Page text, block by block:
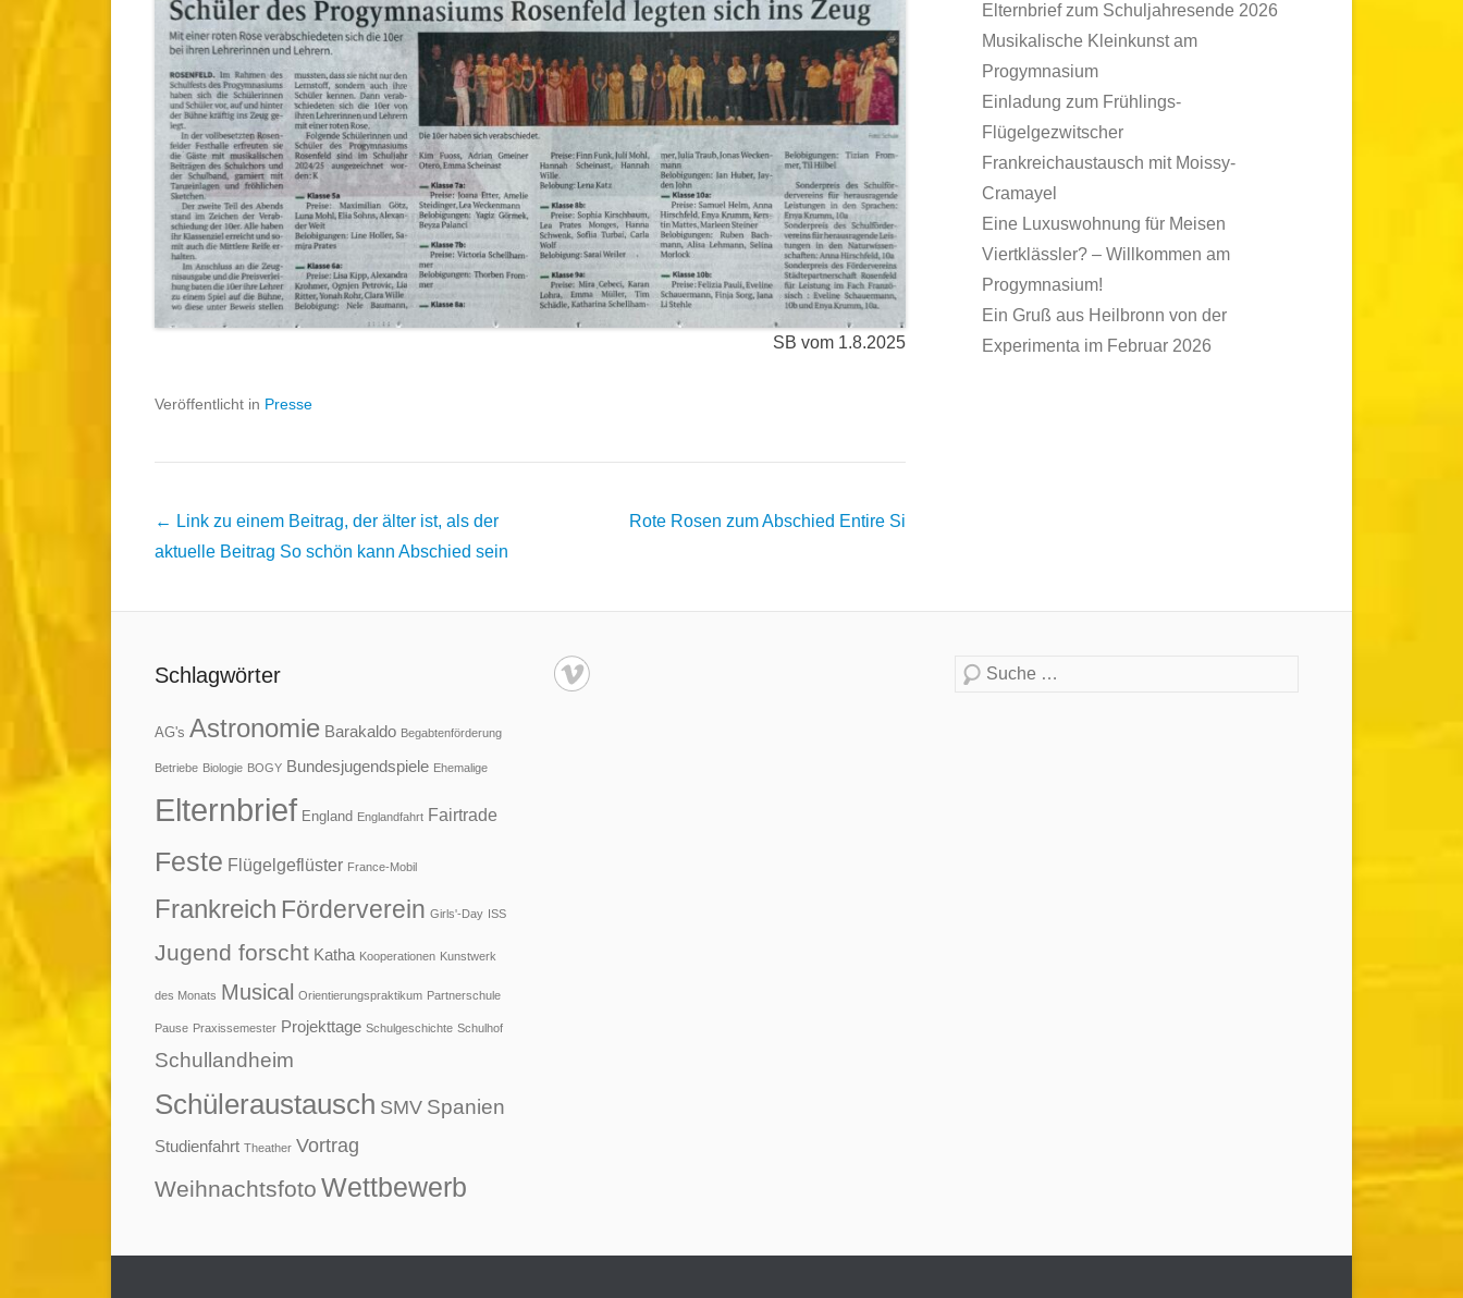
SB vom 1.8.2025
Veröffentlicht in Presse
Beitrags
Übersicht
← Link zu einem Beitrag, der älter ist, als der
aktuelle Beitrag So schön kann Abschied sein
Rote Rosen zum Abschied Entire Si
Elternbrief zum Schuljahresende 2026
Musikalische Kleinkunst am
Progymnasium
Einladung zum Frühlings-
Flügelgezwitscher
Frankreichaustausch mit Moissy-
Cramayel
Eine Luxuswohnung für Meisen
Viertklässler? – Willkommen am
Progymnasium!
Ein Gruß aus Heilbronn von der
Experimenta im Februar 2026
Schlagwörter
AG's Astronomie Barakaldo Begabtenförderung
Betriebe Biologie BOGY Bundesjugendspiele Ehemalige
Elternbrief England Englandfahrt Fairtrade
Feste Flügelgeflüster France-Mobil
Frankreich Förderverein Girls'-Day ISS
Jugend forscht Katha Kooperationen Kunstwerk
des Monats Musical Orientierungspraktikum Partnerschule
Pause Praxissemester Projekttage Schulgeschichte Schulhof
Schullandheim
Schüleraustausch SMV Spanien
Studienfahrt Theather Vortrag
Weihnachtsfoto Wettbewerb
Suche